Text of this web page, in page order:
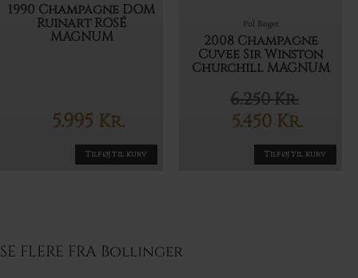
1990 Champagne DOM
Ruinart ROSÉ
MAGNUM
5.995 Kr.
Tilføj til kurv
Pol Roger
2008 Champagne
Cuvee Sir Winston
Churchill MAGNUM
6.250Kr.
Den
pris
5.450 Kr.
Den
aktuelle
Tilføj til kurv
SE FLERE FRA Bollinger